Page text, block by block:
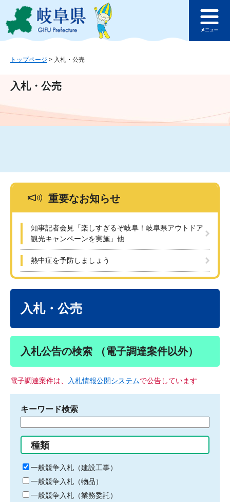
ジ
ュ
文
このページの本文へ
ュ
トップページ > 入札・公売
入札・公売
重要なお知らせ
知事記者会見「楽しすぎるぞ岐阜！岐阜県アウトドア
観光キャンペーンを実施」他
熱中症を予防しましょう
入札・公売
入札公告の検索 （電子調達案件以外）
電子調達案件は、 入札情報公開システムで公告しています
キーワード検索
る
キ
ー
ワ
ー
種類
一般競争入札（建設工事）
一般競争入札（物品）
一般競争入札（業務委託）